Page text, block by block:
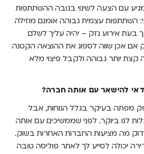
עם הצעה לשינוי בגובה ההשתתפות
השתתפות עצמית גבוהה אומנם מוזילה
בעת אירוע נזק – יהיה עליך לשלם
אם אכן שווה לספוג את ההוצאה הקטנה
יותר גבוהה ולקבל פיצוי מלא
להישאר עם אותה חברה?
מפתה בעיקר בגלל הנוחות, אבל
לנו ביוקר. לפני שממשיכים עם אותה
מה מציעות החברות האחרות בשוק.
יכולה לסייע לך לאתר פוליסה טובה